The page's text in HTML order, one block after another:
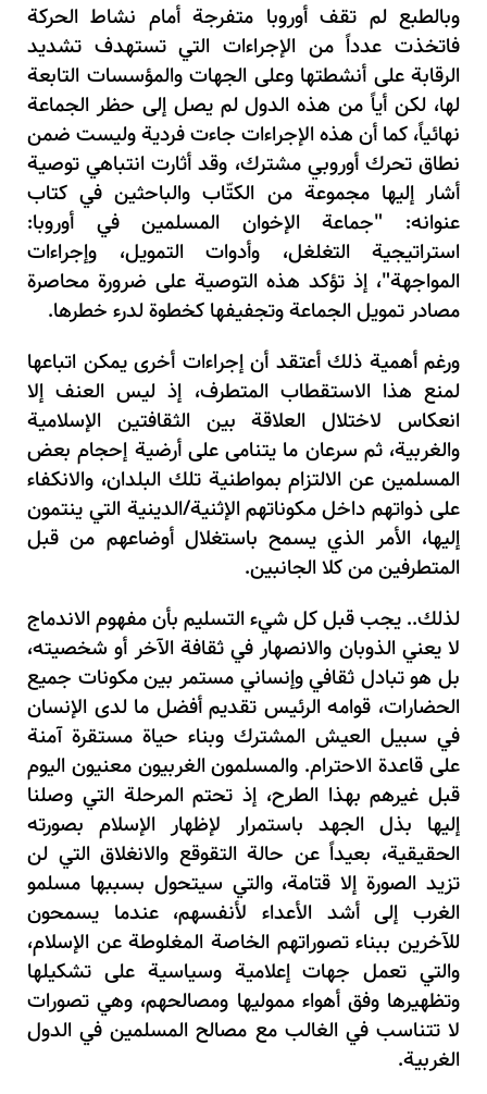
وبالطبع لم تقف أوروبا متفرجة أمام نشاط الحركة
فاتخذت عدداً من الإجراءات التي تستهدف تشديد
الرقابة على أنشطتها وعلى الجهات والمؤسسات التابعة
لها، لكن أياً من هذه الدول لم يصل إلى حظر الجماعة
نهائياً، كما أن هذه الإجراءات جاءت فردية وليست ضمن
نطاق تحرك أوروبي مشترك، وقد أثارت انتباهي توصية
أشار إليها مجموعة من الكتّاب والباحثين في كتاب
عنوانه: "جماعة الإخوان المسلمين في أوروبا:
استراتيجية التغلغل، وأدوات التمويل، وإجراءات
المواجهة"، إذ تؤكد هذه التوصية على ضرورة محاصرة
مصادر تمويل الجماعة وتجفيفها كخطوة لدرء خطرها.
ورغم أهمية ذلك أعتقد أن إجراءات أخرى يمكن اتباعها
لمنع هذا الاستقطاب المتطرف، إذ ليس العنف إلا
انعكاس لاختلال العلاقة بين الثقافتين الإسلامية
والغربية، ثم سرعان ما يتنامى على أرضية إحجام بعض
المسلمين عن الالتزام بمواطنية تلك البلدان، والانكفاء
على ذواتهم داخل مكوناتهم الإثنية/الدينية التي ينتمون
إليها، الأمر الذي يسمح باستغلال أوضاعهم من قبل
المتطرفين من كلا الجانبين.
لذلك.. يجب قبل كل شيء التسليم بأن مفهوم الاندماج
لا يعني الذوبان والانصهار في ثقافة الآخر أو شخصيته،
بل هو تبادل ثقافي وإنساني مستمر بين مكونات جميع
الحضارات، قوامه الرئيس تقديم أفضل ما لدى الإنسان
في سبيل العيش المشترك وبناء حياة مستقرة آمنة
على قاعدة الاحترام. والمسلمون الغربيون معنيون اليوم
قبل غيرهم بهذا الطرح، إذ تحتم المرحلة التي وصلنا
إليها بذل الجهد باستمرار لإظهار الإسلام بصورته
الحقيقية، بعيداً عن حالة التقوقع والانغلاق التي لن
تزيد الصورة إلا قتامة، والتي سيتحول بسببها مسلمو
الغرب إلى أشد الأعداء لأنفسهم، عندما يسمحون
للآخرين ببناء تصوراتهم الخاصة المغلوطة عن الإسلام،
والتي تعمل جهات إعلامية وسياسية على تشكيلها
وتظهيرها وفق أهواء مموليها ومصالحهم، وهي تصورات
لا تتناسب في الغالب مع مصالح المسلمين في الدول
الغربية.